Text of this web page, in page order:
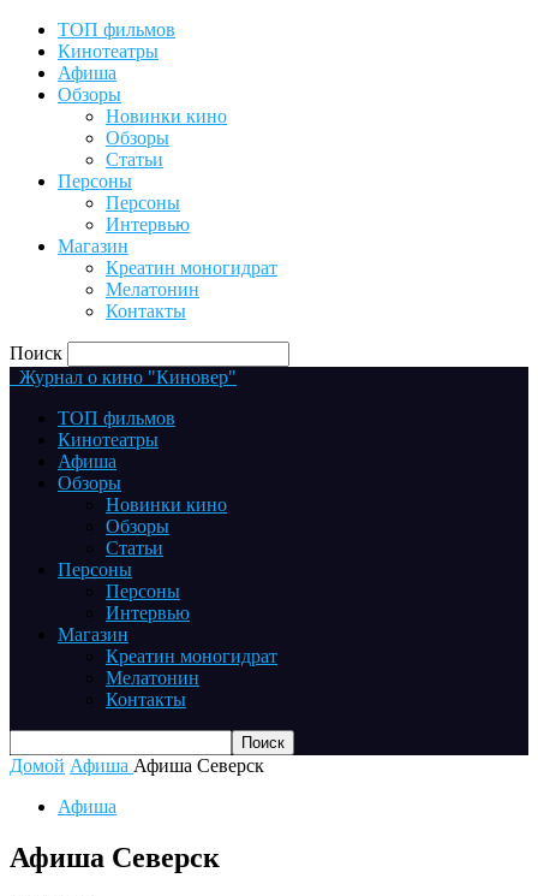
ТОП фильмов
Кинотеатры
Афиша
Обзоры
Новинки кино
Обзоры
Статьи
Персоны
Персоны
Интервью
Магазин
Креатин моногидрат
Мелатонин
Контакты
Поиск
Журнал о кино "Киновер"
ТОП фильмов
Кинотеатры
Афиша
Обзоры
Новинки кино
Обзоры
Статьи
Персоны
Персоны
Интервью
Магазин
Креатин моногидрат
Мелатонин
Контакты
Домой Афиша Афиша Северск
Афиша
Афиша Северск